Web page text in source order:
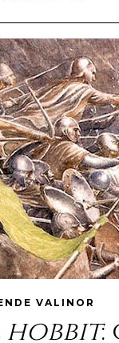
VALINOR
hobbit: